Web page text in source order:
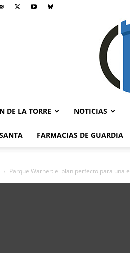
DE LA TORRE NOTICIAS
FARMACIAS DE GUARDIA
Parque Warner: el plan perfecto para una